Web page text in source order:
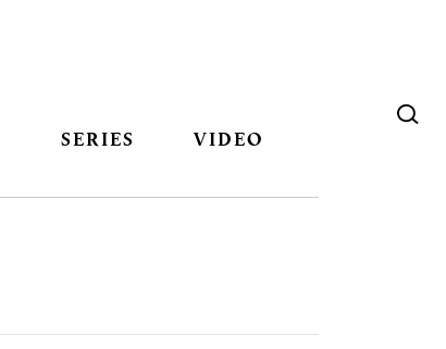
SERIES VIDEO